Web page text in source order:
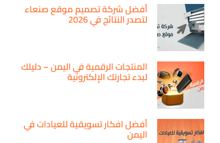
أفضل شركة تصميم موقع صنعاء
لتصدر النتائج في 2026
المنتجات الرقمية في اليمن – دليلك
لبدء تجارتك الإلكترونية
أفضل افكار تسويقية للعيادات في
اليمن